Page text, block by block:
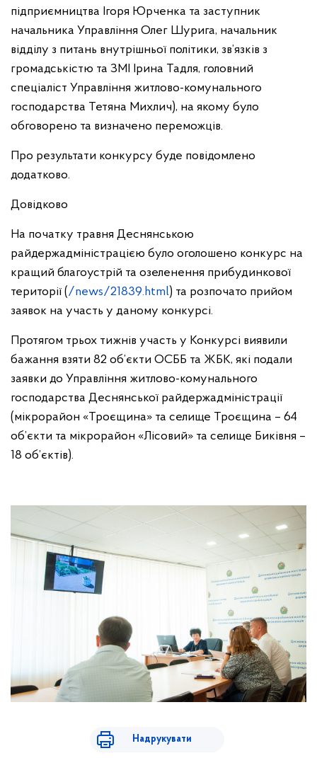
підприємництва Ігоря Юрченка та заступник
начальника Управління Олег Шурига, начальник
відділу з питань внутрішньої політики, зв’язків з
громадськістю та ЗМІ Ірина Тадля, головний
спеціаліст Управління житлово-комунального
господарства Тетяна Михлич), на якому було
обговорено та визначено переможців.
Про результати конкурсу буде повідомлено
додатково.
Довідково
На початку травня Деснянською
райдержадміністрацією було оголошено конкурс на
кращий благоустрій та озеленення прибудинкової
території (/news/21839.html) та розпочато прийом
заявок на участь у даному конкурсі.
Протягом трьох тижнів участь у Конкурсі виявили
бажання взяти 82 об’єкти ОСББ та ЖБК, які подали
заявки до Управління житлово-комунального
господарства Деснянської райдержадміністрації
(мікрорайон «Троєщина» та селище Троєщина – 64
об’єкти та мікрорайон «Лісовий» та селище Биківня –
18 об’єктів).
Надрукувати